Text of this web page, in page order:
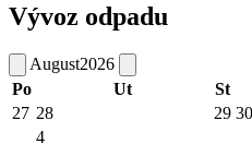
Vývoz odpadu
August2026
Po
Ut St
27 28 29 30
4